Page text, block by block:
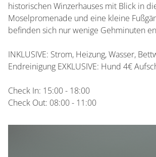
historischen Winzerhauses mit Blick in
Moselpromenade und eine kleine
befinden sich nur wenige Gehminuten
INKLUSIVE: Strom, Heizung, Wasser,
Endreinigung EXKLUSIVE: Hund 4€
Check In: 15:00 - 18:00
Check Out: 08:00 - 11:00